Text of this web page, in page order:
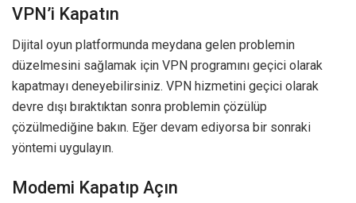
VPN’i Kapatın
Dijital oyun platformunda meydana gelen problemin
düzelmesini sağlamak için VPN programını geçici olarak
kapatmayı deneyebilirsiniz. VPN hizmetini geçici olarak
devre dışı bıraktıktan sonra problemin çözülüp
çözülmediğine bakın. Eğer devam ediyorsa bir sonraki
yöntemi uygulayın.
Modemi Kapatıp Açın